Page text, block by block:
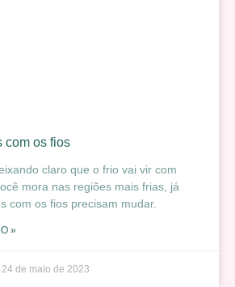
com os fios
claro que o frio vai vir com
mora nas regiões mais frias, já
com os fios precisam mudar.
»
24 de maio de 2023